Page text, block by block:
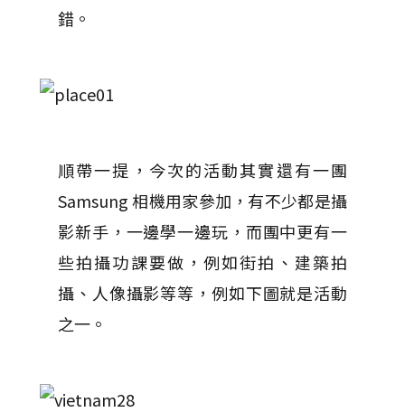
錯。
順帶一提，今次的活動其實還有一團
Samsung 相機用家參加，有不少都是攝
影新手，一邊學一邊玩，而團中更有一
些拍攝功課要做，例如街拍、建築拍
攝、人像攝影等等，例如下圖就是活動
之一。